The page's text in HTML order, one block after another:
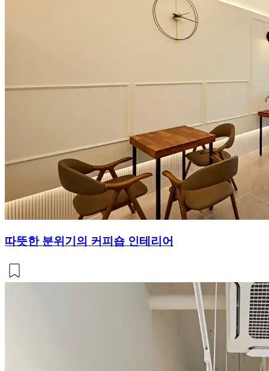
따뜻한 분위기의 커피숍 인테리어